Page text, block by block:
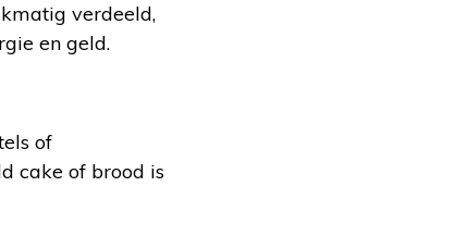
verdeeld,
en geld.
of
cake of brood is